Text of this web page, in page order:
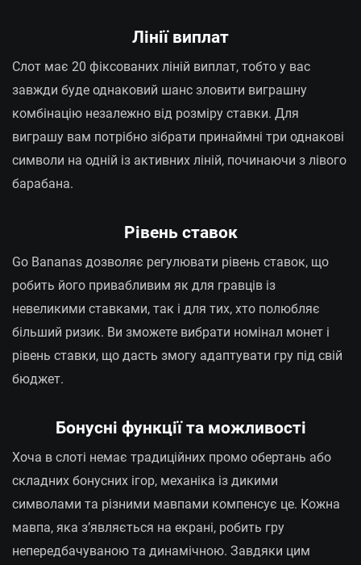
Лінії виплат
Слот має 20 фіксованих ліній виплат, тобто у вас
завжди буде однаковий шанс зловити виграшну
комбінацію незалежно від розміру ставки. Для
виграшу вам потрібно зібрати принаймні три однакові
символи на одній із активних ліній, починаючи з лівого
барабана.
Рівень ставок
Go Bananas дозволяє регулювати рівень ставок, що
робить його привабливим як для гравців із
невеликими ставками, так і для тих, хто полюбляє
більший ризик. Ви зможете вибрати номінал монет і
рівень ставки, що дасть змогу адаптувати гру під свій
бюджет.
Бонусні функції та можливості
Хоча в слоті немає традиційних промо обертань або
складних бонусних ігор, механіка із дикими
символами та різними мавпами компенсує це. Кожна
мавпа, яка з’являється на екрані, робить гру
непередбачуваною та динамічною. Завдяки цим